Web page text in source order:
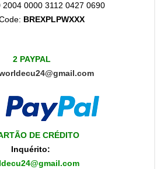
2004 0000 3112 0427 0690
BREXPLPWXXX
2 PAYPAL
DE CRÉDITO
Inquérito: